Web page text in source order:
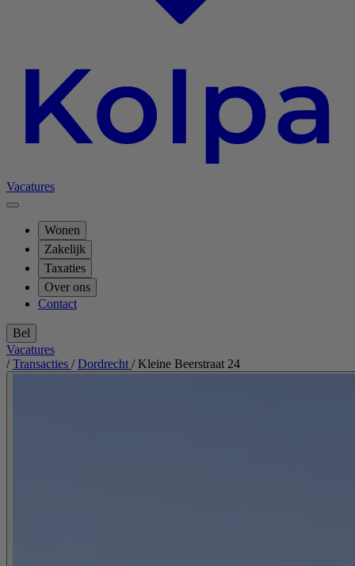
Vacatures
Wonen
Zakelijk
Taxaties
Over ons
Contact
Bel
Vacatures
/ Transacties / Dordrecht / Kleine Beerstraat 24